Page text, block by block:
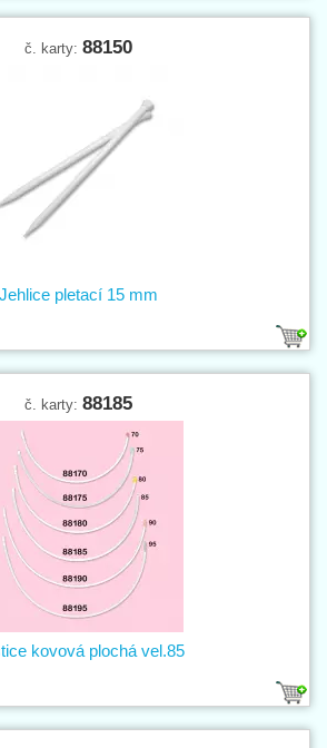
č. karty: 88150
Jehlice pletací 15 mm
č. karty: 88185
kovová plochá vel.85